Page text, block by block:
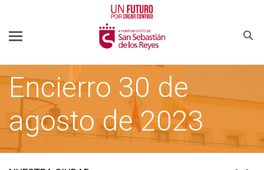
Encierro 30 de
agosto de 2023